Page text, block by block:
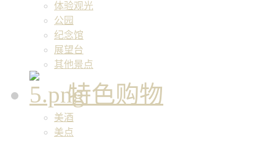
体验观光
公园
纪念馆
展望台
其他景点
特色购物
美酒
美点